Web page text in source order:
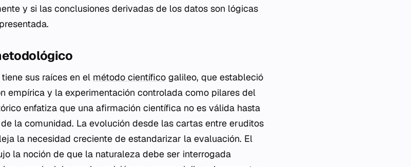
y si las conclusiones derivadas de los datos son lógicas
sus raíces en el método científico galileo, que estableció
empírica y la experimentación controlada como pilares del
enfatiza que una afirmación científica no es válida hasta
la comunidad. La evolución desde las cartas entre eruditos
la necesidad creciente de estandarizar la evaluación. El
la noción de que la naturaleza debe ser interrogada